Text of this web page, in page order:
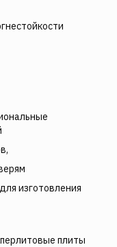
изготовления
плиты